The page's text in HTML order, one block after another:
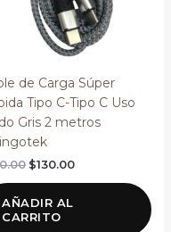
de Carga Súper
Tipo C-Tipo C Uso
Gris 2 metros
$130.00
AÑADIR AL
CARRITO